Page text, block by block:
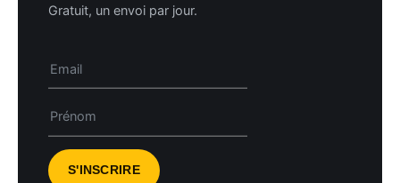
Gratuit, un envoi par jour.